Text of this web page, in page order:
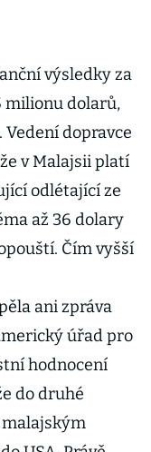
výsledky za
milionu dolarů,
dopravce
v Malajsii platí
odlétající ze
až 36 dolary
Čím vyšší
ani zpráva
úřad pro
hodnocení
do druhé